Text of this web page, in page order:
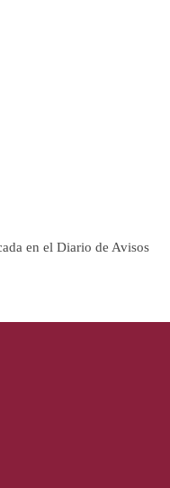
en el Diario de Avisos